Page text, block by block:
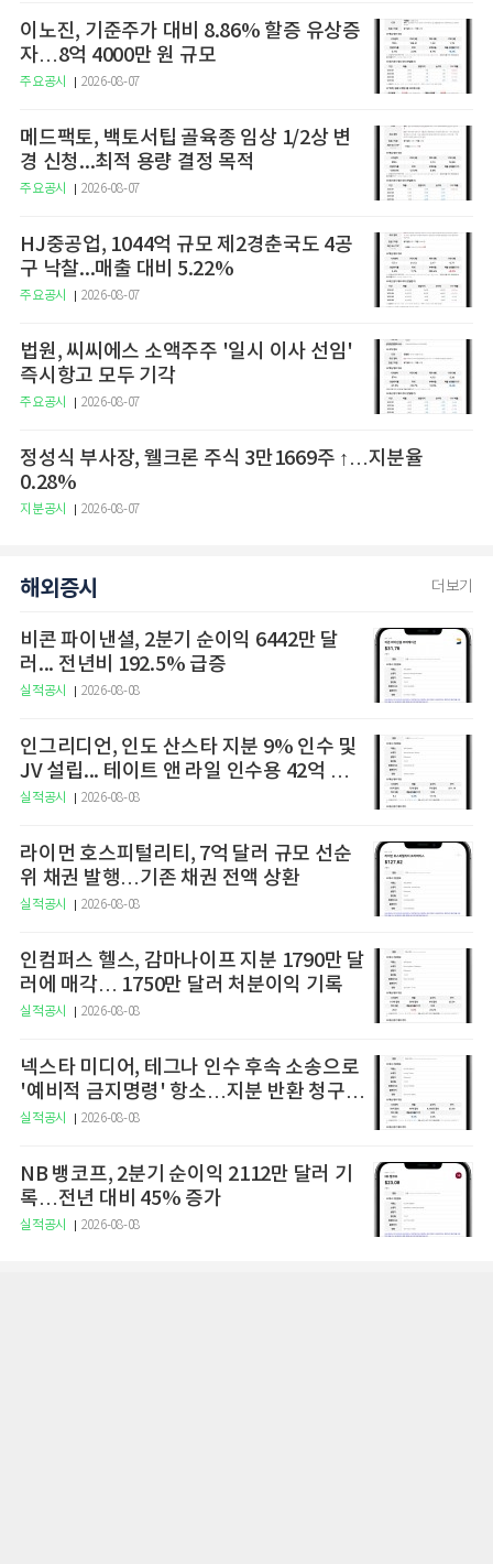
이노진, 기준주가 대비 8.86% 할증 유상증
자…8억 4000만 원 규모
주요공시 2026-08-07
메드팩토, 백토서팁 골육종 임상 1/2상 변
경 신청...최적 용량 결정 목적
주요공시 2026-08-07
HJ중공업, 1044억 규모 제2경춘국도 4공
구 낙찰...매출 대비 5.22%
주요공시 2026-08-07
법원, 씨씨에스 소액주주 '일시 이사 선임'
즉시항고 모두 기각
주요공시 2026-08-07
정성식 부사장, 웰크론 주식 3만1669주 ↑…지분율
0.28%
지분공시 2026-08-07
해외증시 더보기
비콘 파이낸셜, 2분기 순이익 6442만 달
러... 전년비 192.5% 급증
실적공시 2026-08-08
인그리디언, 인도 산스타 지분 9% 인수 및
JV 설립... 테이트 앤 라일 인수용 42억 달
러 규모 자금 조달안 확보
실적공시 2026-08-08
라이먼 호스피털리티, 7억 달러 규모 선순
위 채권 발행…기존 채권 전액 상환
실적공시 2026-08-08
인컴퍼스 헬스, 감마나이프 지분 1790만 달
러에 매각… 1750만 달러 처분이익 기록
실적공시 2026-08-08
넥스타 미디어, 테그나 인수 후속 소송으로
'예비적 금지명령' 항소…지분 반환 청구권
행사도 직면
실적공시 2026-08-08
NB 뱅코프, 2분기 순이익 2112만 달러 기
록…전년 대비 45% 증가
실적공시 2026-08-08